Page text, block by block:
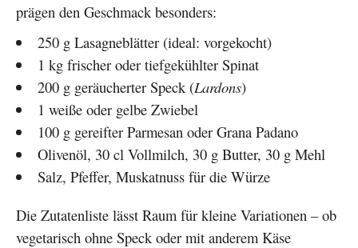
prägen den Geschmack besonders:
250 g Lasagneblätter (ideal: vorgekocht)
1 kg frischer oder tiefgekühlter Spinat
200 g geräucherter Speck (Lardons)
1 weiße oder gelbe Zwiebel
100 g gereifter Parmesan oder Grana Padano
Olivenöl, 30 cl Vollmilch, 30 g Butter, 30 g Mehl
Salz, Pfeffer, Muskatnuss für die Würze
Die Zutatenliste lässt Raum für kleine Variationen – ob
vegetarisch ohne Speck oder mit anderem Käse